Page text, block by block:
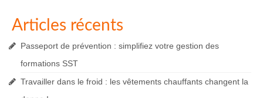
Articles récents
Passeport de prévention : simplifiez votre gestion des
formations SST
Travailler dans le froid : les vêtements chauffants changent la